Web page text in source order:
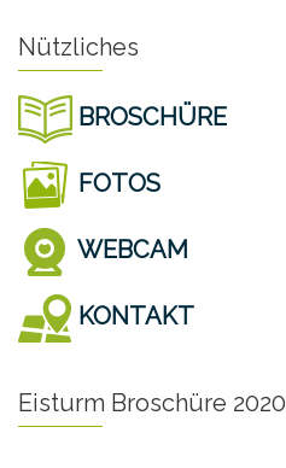
Nützliches
BROSCHÜRE
FOTOS
WEBCAM
KONTAKT
Eisturm Broschüre 2020